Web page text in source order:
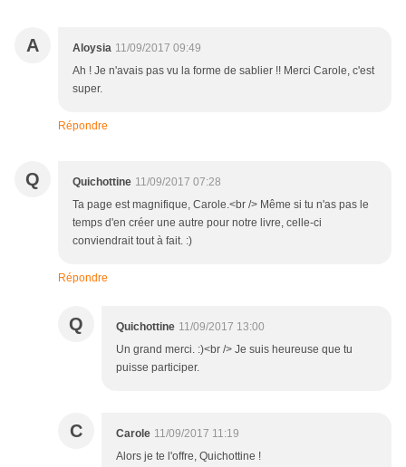
A Aloysia 11/09/2017 09:49
Ah ! Je n'avais pas vu la forme de sablier !! Merci Carole, c'est
super.
Répondre
Q Quichottine 11/09/2017 07:28
Ta page est magnifique, Carole.<br /> Même si tu n'as pas le
temps d'en créer une autre pour notre livre, celle-ci
conviendrait tout à fait. :)
Répondre
Q Quichottine 11/09/2017 13:00
Un grand merci. :)<br /> Je suis heureuse que tu
puisse participer.
C Carole 11/09/2017 11:19
Alors je te l'offre, Quichottine !